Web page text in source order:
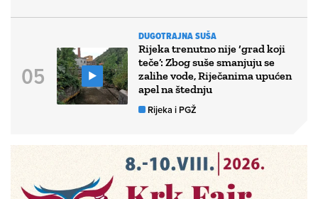
DUGOTRAJNA SUŠA
Rijeka trenutno nije ‘grad koji
teče’: Zbog suše smanjuju se
zalihe vode, Riječanima upućen
apel na štednju
Rijeka i PGŽ